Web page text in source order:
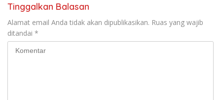
Tinggalkan Balasan
Alamat email Anda tidak akan dipublikasikan. Ruas yang wajib
ditandai *